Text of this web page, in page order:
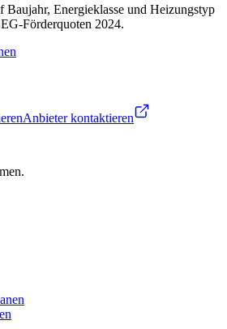
Baujahr, Energieklasse und Heizungstyp
Förderquoten 2024.
Anbieter kontaktieren